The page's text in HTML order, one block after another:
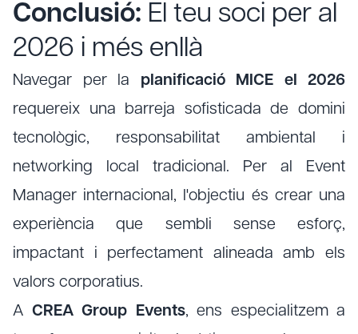
Conclusió: El teu soci per al
2026 i més enllà
Navegar per la planificació MICE el 2026
requereix una barreja sofisticada de domini
tecnològic, responsabilitat ambiental i
networking local tradicional. Per al Event
Manager internacional, l'objectiu és crear una
experiència que sembli sense esforç,
impactant i perfectament alineada amb els
valors corporatius.
A CREA Group Events, ens especialitzem a